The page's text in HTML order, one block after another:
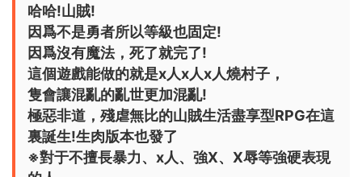
哈哈!山賊!
因爲不是勇者所以等級也固定!
因爲沒有魔法，死了就完了!
這個遊戲能做的就是x人x人x人燒村子，
隻會讓混亂的亂世更加混亂!
極惡非道，殘虐無比的山賊生活盡享型RPG在這
裏誕生!生肉版本也發了
※對于不擅長暴力、x人、強X、X辱等強硬表現